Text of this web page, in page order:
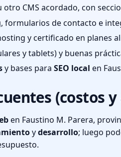
otro CMS acordado, con
formularios de contacto e
y certificado en planes
y tablets) y buenas
y bases para SEO local en
(costos y
en Faustino M. Parera,
ydesarrollo; luego